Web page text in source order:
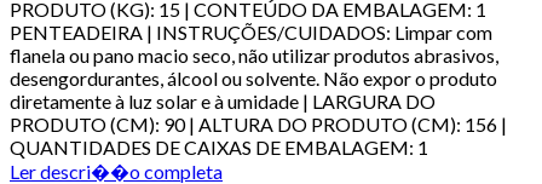
PRODUTO (KG): 15 | CONTEÚDO DA EMBALAGEM: 1
PENTEADEIRA | INSTRUÇÕES/CUIDADOS: Limpar com
flanela ou pano macio seco, não utilizar produtos abrasivos,
desengordurantes, álcool ou solvente. Não expor o produto
diretamente à luz solar e à umidade | LARGURA DO
PRODUTO (CM): 90 | ALTURA DO PRODUTO (CM): 156 |
QUANTIDADES DE CAIXAS DE EMBALAGEM: 1
Ler descri��o completa